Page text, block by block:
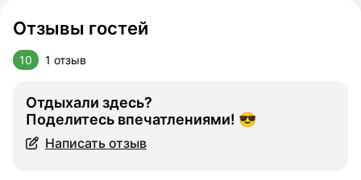
Отзывы гостей
10 1 отзыв
Отдыхали здесь?
Поделитесь впечатлениями! 😎
Написать отзыв